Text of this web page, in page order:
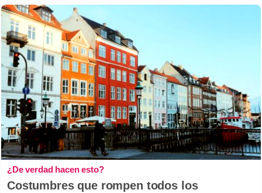
¿De verdad hacen esto?
Costumbres que rompen todos los